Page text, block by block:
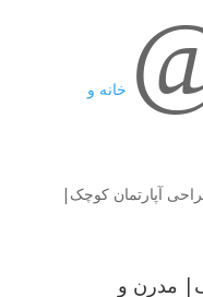
خانه و
طراحی آپارتمان کوچک|
مدرن و